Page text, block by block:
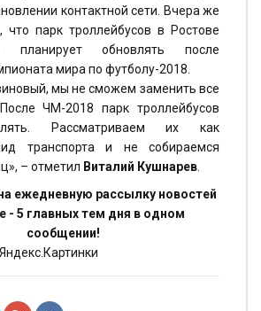
контактной сети. Вчера же
что парк троллейбусов в Ростове
планирует обновлять после
мира по футболу-2018.
мы не сможем заменить все
ЧМ-2018 парк троллейбусов
Рассматриваем их как
транспорта и не собираемся
– отметил Виталий Кушнарев
ежедневную рассылку новостей
- 5 главных тем дня в одном
сообщении!